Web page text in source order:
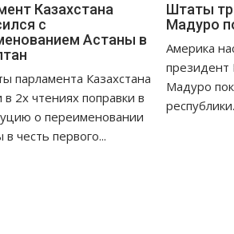
Казахстана
с
Астаны в
парламента Казахстана
в 2х чтениях поправки в
о переименовании
в честь первого...
Штаты
Мадуро
Америка
президент
Мадуро